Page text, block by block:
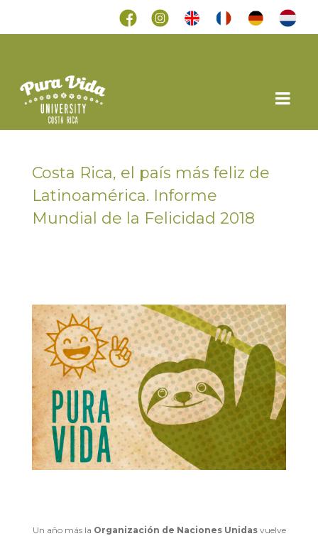
Costa Rica, el país más feliz de
Latinoamérica. Informe
Mundial de la Felicidad 2018
Un año más la Organización de Naciones Unidasvuelve